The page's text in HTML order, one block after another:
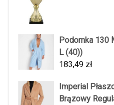
Podomka 130
L (40))
183,49 zł
Imperial
Brązowy